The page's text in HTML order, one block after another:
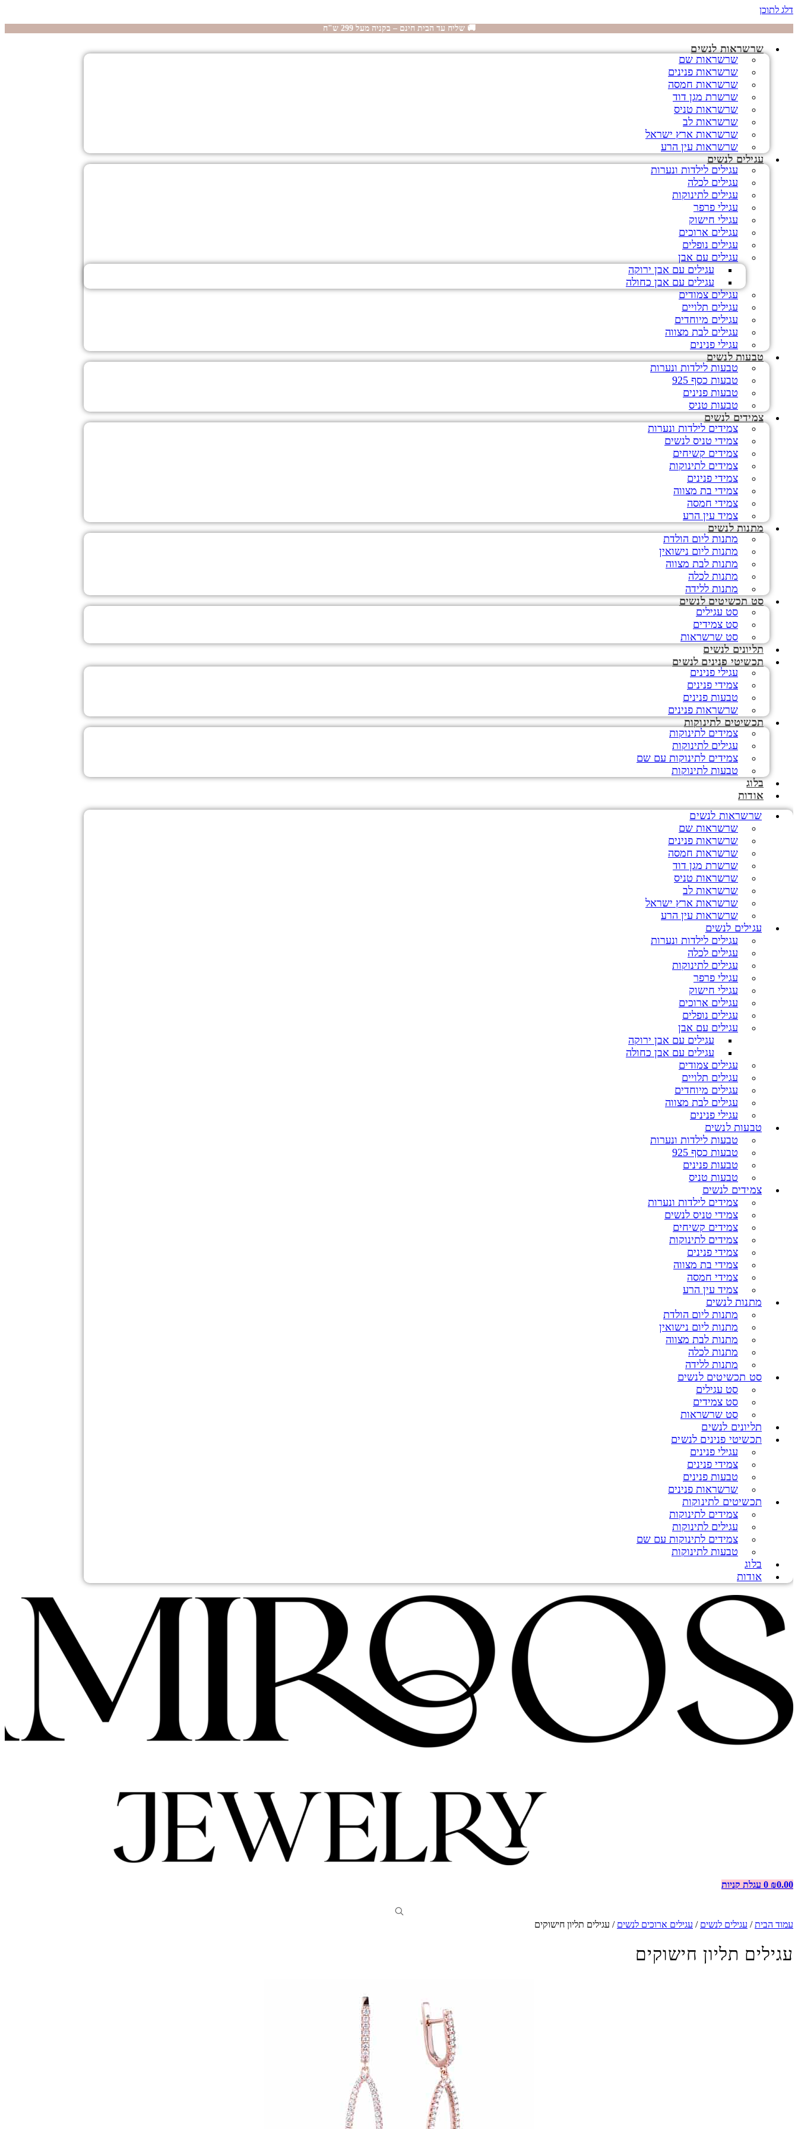
דלג לתוכן
🚚 שליח עד הבית חינם – בקניה מעל 299 ש"ח
שרשראות לנשים
שרשראות שם
שרשראות פנינים
שרשראות חמסה
שרשרת מגן דוד
שרשראות טניס
שרשראות לב
שרשראות ארץ ישראל
שרשראות עין הרע
עגילים לנשים
עגילים לילדות ונערות
עגילים לכלה
עגילים לתינוקות
עגילי פרפר
עגילי חישוק
עגילים ארוכים
עגילים נופלים
עגילים עם אבן
עגילים עם אבן ירוקה
עגילים עם אבן כחולה
עגילים צמודים
עגילים תלויים
עגילים מיוחדים
עגילים לבת מצווה
עגילי פנינים
טבעות לנשים
טבעות לילדות ונערות
טבעות כסף 925
טבעות פנינים
טבעות טניס
צמידים לנשים
צמידים לילדות ונערות
צמידי טניס לנשים
צמידים קשיחים
צמידים לתינוקות
צמידי פנינים
צמידי בת מצווה
צמידי חמסה
צמיד עין הרע
מתנות לנשים
מתנות ליום הולדת
מתנות ליום נישואין
מתנות לבת מצווה
מתנות לכלה
מתנות ללידה
סט תכשיטים לנשים
סט עגילים
סט צמידים
סט שרשראות
תליונים לנשים
תכשיטי פנינים לנשים
עגילי פנינים
צמידי פנינים
טבעות פנינים
שרשראות פנינים
תכשיטים לתינוקות
צמידים לתינוקות
עגילים לתינוקות
צמידים לתינוקות עם שם
טבעות לתינוקות
בלוג
אודות
שרשראות לנשים
שרשראות שם
שרשראות פנינים
שרשראות חמסה
שרשרת מגן דוד
שרשראות טניס
שרשראות לב
שרשראות ארץ ישראל
שרשראות עין הרע
עגילים לנשים
עגילים לילדות ונערות
עגילים לכלה
עגילים לתינוקות
עגילי פרפר
עגילי חישוק
עגילים ארוכים
עגילים נופלים
עגילים עם אבן
עגילים עם אבן ירוקה
עגילים עם אבן כחולה
עגילים צמודים
עגילים תלויים
עגילים מיוחדים
עגילים לבת מצווה
עגילי פנינים
טבעות לנשים
טבעות לילדות ונערות
טבעות כסף 925
טבעות פנינים
טבעות טניס
צמידים לנשים
צמידים לילדות ונערות
צמידי טניס לנשים
צמידים קשיחים
צמידים לתינוקות
צמידי פנינים
צמידי בת מצווה
צמידי חמסה
צמיד עין הרע
מתנות לנשים
מתנות ליום הולדת
מתנות ליום נישואין
מתנות לבת מצווה
מתנות לכלה
מתנות ללידה
סט תכשיטים לנשים
סט עגילים
סט צמידים
סט שרשראות
תליונים לנשים
תכשיטי פנינים לנשים
עגילי פנינים
צמידי פנינים
טבעות פנינים
שרשראות פנינים
תכשיטים לתינוקות
צמידים לתינוקות
עגילים לתינוקות
צמידים לתינוקות עם שם
טבעות לתינוקות
בלוג
אודות
₪0.00
0 עגלת קניות
עמוד הבית/ עגילים לנשים / עגילים ארוכים לנשים / עגילים תליון חישוקים
עגילים תליון חישוקים